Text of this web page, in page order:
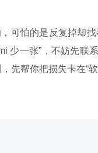
可怕的是反复掉却
少一张”，不妨先联
先帮你把损失卡在“